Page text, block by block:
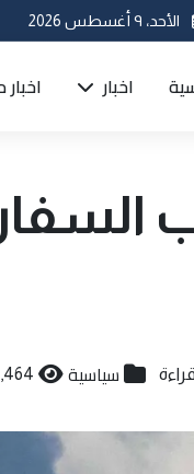
الأحد، ٩ أغسطس 2026
اخبار
سياسية 1,464